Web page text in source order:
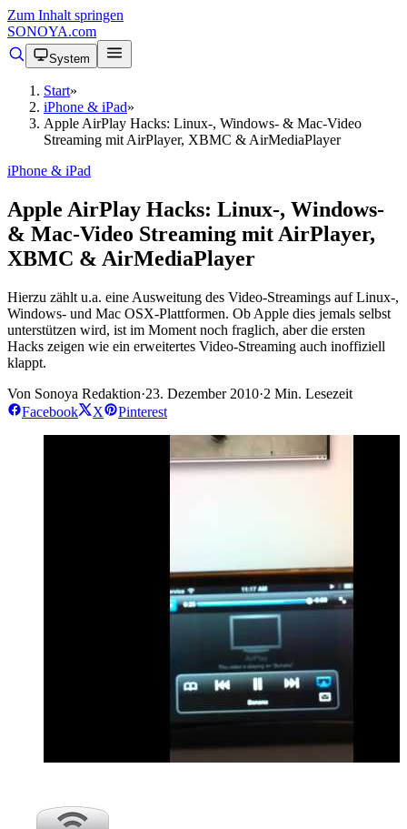
Zum Inhalt springen
SONOYA.com
System
Start»
iPhone & iPad»
Apple AirPlay Hacks: Linux-, Windows- & Mac-Video
Streaming mit AirPlayer, XBMC & AirMediaPlayer
iPhone & iPad
Apple AirPlay Hacks: Linux-, Windows-
& Mac-Video Streaming mit AirPlayer,
XBMC & AirMediaPlayer
Hierzu zählt u.a. eine Ausweitung des Video-Streamings auf Linux-,
Windows- und Mac OSX-Plattformen. Ob Apple dies jemals selbst
unterstützen wird, ist im Moment noch fraglich, aber die ersten
Hacks zeigen wie ein erweitertes Video-Streaming auch inoffiziell
klappt.
Von Sonoya Redaktion·23. Dezember 2010·2 Min. Lesezeit
Facebook
X Pinterest